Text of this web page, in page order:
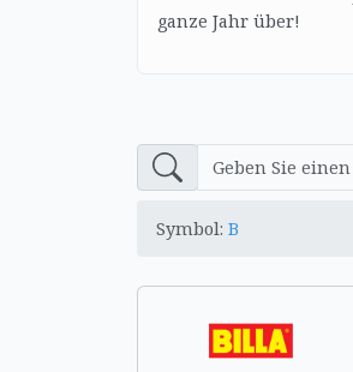
ganze Jahr über!
Symbol: B